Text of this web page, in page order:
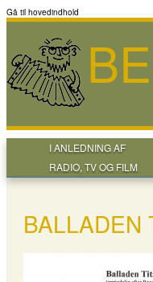
Gå til hovedindhold
I ANLEDNING AF
RADIO, TV OG FILM
BALLADEN